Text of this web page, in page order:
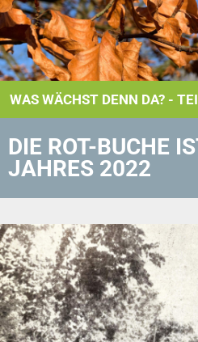
WAS WÄCHST DENN DA? -
DIE ROT-BUCHE
JAHRES 2022